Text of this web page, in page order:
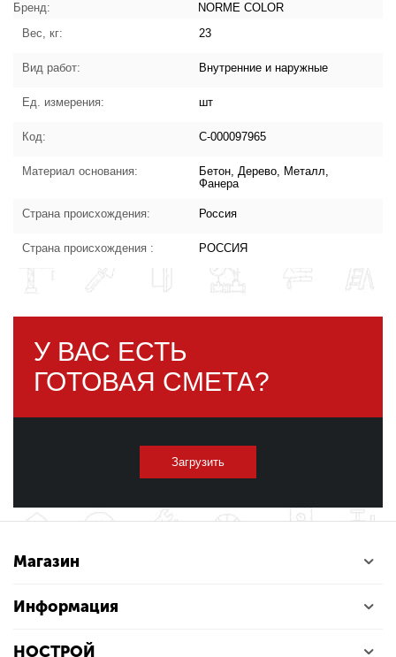
характеристики товара
Бренд:
NORME COLOR
Вес, кг:
23
Вид работ: Внутренние и наружные
Ед. измерения: шт
Код: С-000097965
Материал основания:
Бетон, Дерево, Металл,
Фанера
Страна происхождения: Россия
Страна происхождения : РОССИЯ
У ВАС ЕСТЬ
ГОТОВАЯ СМЕТА?
Загрузить
Магазин
Информация
НОСТРОЙ